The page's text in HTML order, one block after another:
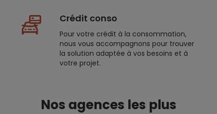
Crédit conso
Pour votre crédit à la consommation,
nous vous accompagnons pour trouver
la solution adaptée à vos besoins et à
votre projet.
Nos agences les plus